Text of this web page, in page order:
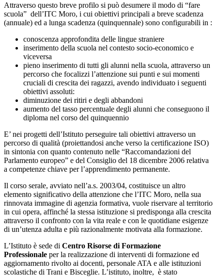
Attraverso questo breve profilo si può desumere il modo di “fare
scuola” dell’ITC Moro, i cui obiettivi principali a breve scadenza
(annuale) ed a lunga scadenza (quinquennale) sono configurabili in :
conoscenza approfondita delle lingue straniere
inserimento della scuola nel contesto socio-economico e
viceversa
pieno inserimento di tutti gli alunni nella scuola, attraverso un
percorso che focalizzi l’attenzione sui punti e sui momenti
cruciali di crescita dei ragazzi, avendo individuato i seguenti
obiettivi assoluti:
diminuzione dei ritiri e degli abbandoni
aumento del tasso percentuale degli alunni che conseguono il
diploma nel corso del quinquennio
E’ nei progetti dell’Istituto perseguire tali obiettivi attraverso un
percorso di qualità (proiettandosi anche verso la certificazione ISO)
in sintonia con quanto contenuto nelle “Raccomandazioni del
Parlamento europeo” e del Consiglio del 18 dicembre 2006 relativa
a competenze chiave per l’apprendimento permanente.
Il corso serale, avviato nell’a.s. 2003/04, costituisce un altro
elemento significativo della attenzione che l’ITC Moro, nella sua
rinnovata immagine di agenzia formativa, vuole riservare al territorio
in cui opera, affinché la stessa istituzione si predisponga alla crescita
attraverso il confronto con la vita reale e con le quotidiane esigenze
di un’utenza adulta e più razionalmente motivata alla formazione.
L’Istituto è sede di Centro Risorse di Formazione
Professionale per la realizzazione di interventi di formazione ed
aggiornamento rivolto ai docenti, personale ATA e alle istituzioni
scolastiche di Trani e Bisceglie. L’istituto, inoltre, è stato